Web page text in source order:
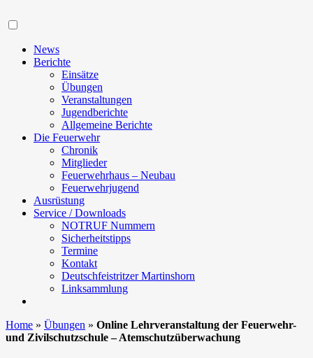
News
Berichte
Einsätze
Übungen
Veranstaltungen
Jugendberichte
Allgemeine Berichte
Die Feuerwehr
Chronik
Mitglieder
Feuerwehrhaus – Neubau
Feuerwehrjugend
Ausrüstung
Service / Downloads
NOTRUF Nummern
Sicherheitstipps
Termine
Kontakt
Deutschfeistritzer Martinshorn
Linksammlung
Home » Übungen » Online Lehrveranstaltung der Feuerwehr-
und Zivilschutzschule – Atemschutzüberwachung